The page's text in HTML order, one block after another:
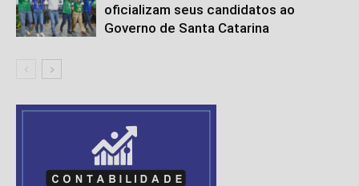
oficializam seus candidatos ao
Governo de Santa Catarina